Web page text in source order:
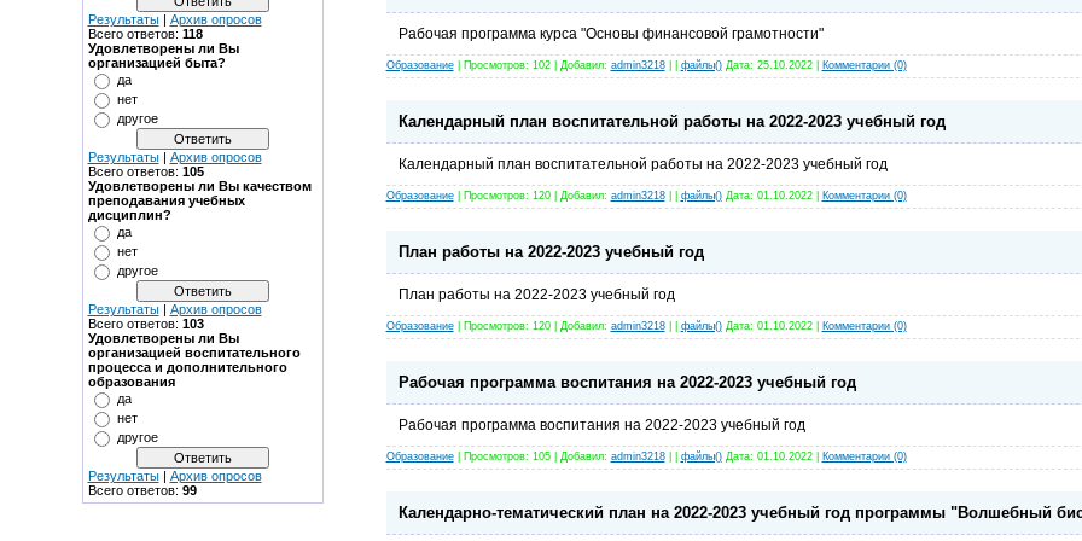
Результаты| Архив опросов
Всего ответов: 118
Удовлетворены ли Вы
организацией быта?
да
нет
другое
Результаты| Архив опросов
Всего ответов: 105
Удовлетворены ли Вы качеством
преподавания учебных
дисциплин?
да
нет
другое
Результаты| Архив опросов
Всего ответов: 103
Удовлетворены ли Вы
организацией воспитательного
процесса и дополнительного
образования
да
нет
другое
Результаты| Архив опросов
Всего ответов: 99
Рабочая программа курса "Основы финансовой грамотности"
Образование| Просмотров: 102 | Добавил: admin3218| | файлы()Дата: 25.10.2022| Комментарии (0)
Календарный план воспитательной работы на 2022-2023 учебный год
Календарный план воспитательной работы на 2022-2023 учебный год
Образование| Просмотров: 120 | Добавил: admin3218| | файлы()Дата: 01.10.2022| Комментарии (0)
План работы на 2022-2023 учебный год
План работы на 2022-2023 учебный год
Образование| Просмотров: 120 | Добавил: admin3218| | файлы()Дата: 01.10.2022| Комментарии (0)
Рабочая программа воспитания на 2022-2023 учебный год
Рабочая программа воспитания на 2022-2023 учебный год
Образование| Просмотров: 105 | Добавил: admin3218| | файлы()Дата: 01.10.2022| Комментарии (0)
Календарно-тематический план на 2022-2023 учебный год программы "Волшебный